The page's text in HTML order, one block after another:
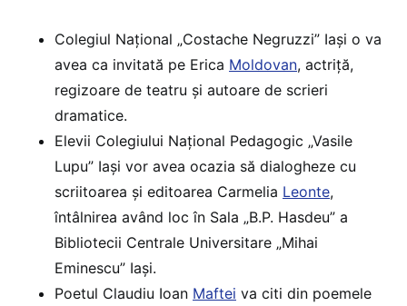
Colegiul Naţional „Costache Negruzzi” Iaşi o va
avea ca invitată pe Erica Moldovan, actriță,
regizoare de teatru și autoare de scrieri
dramatice.
Elevii Colegiului Național Pedagogic „Vasile
Lupu” Iași vor avea ocazia să dialogheze cu
scriitoarea și editoarea Carmelia Leonte,
întâlnirea având loc în Sala „B.P. Hasdeu” a
Bibliotecii Centrale Universitare „Mihai
Eminescu” Iași.
Poetul Claudiu Ioan Maftei va citi din poemele